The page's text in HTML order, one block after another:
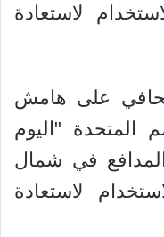
لاستعادة
على هامش
المتحدة "اليوم
في شمال
لاستعادة